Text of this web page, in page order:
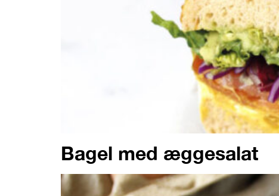
Bagel med æggesalat